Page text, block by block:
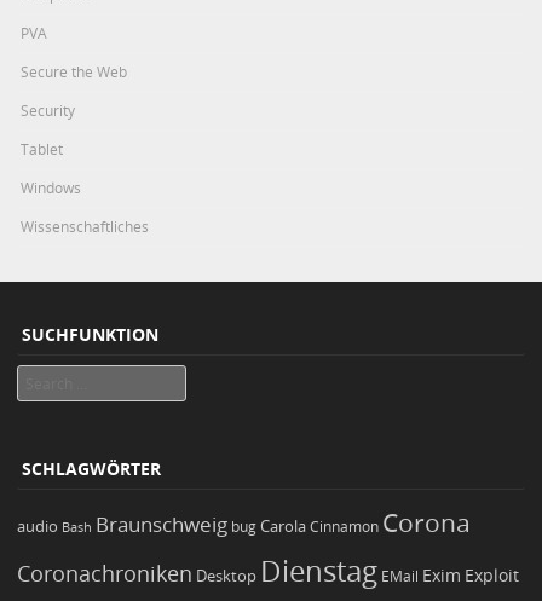
PVA
Secure the Web
Security
Tablet
Windows
Wissenschaftliches
SUCHFUNKTION
SCHLAGWÖRTER
audio Bash Braunschweig bugCarola Cinnamon Corona
Coronachroniken Desktop Dienstag EMail Exim Exploit